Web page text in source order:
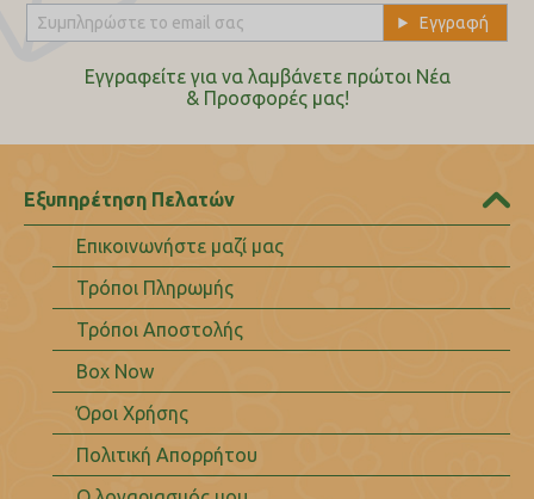
Εγγραφείτε για να λαμβάνετε πρώτοι Nέα
& Προσφορές μας!
Εξυπηρέτηση Πελατών
Επικοινωνήστε μαζί μας
Τρόποι Πληρωμής
Τρόποι Αποστολής
Box Now
Όροι Χρήσης
Πολιτική Απορρήτου